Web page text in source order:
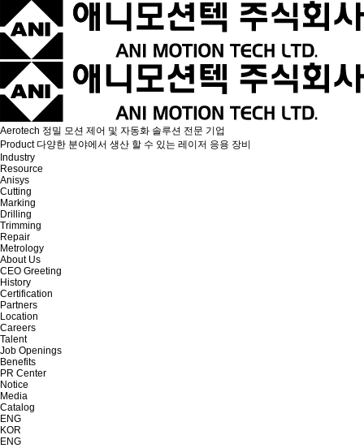
Aerotech 정밀 모션 제어 및 자동화 솔루션 전문 기업
Product 다양한 분야에서 생산 할 수 있는 레이저 응용 장비
Industry
Resource
Anisys
Cutting
Marking
Drilling
Trimming
Repair
Metrology
About Us
CEO Greeting
History
Certification
Partners
Location
Careers
Talent
Job Openings
Benefits
PR Center
Notice
Media
Catalog
ENG
KOR
ENG